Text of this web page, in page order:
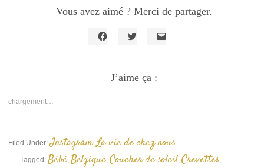
Vous avez aimé ? Merci de partager.
Facebook(ouvre
dans
Twitter(ouvre
dans
dans
nouvelle
fenêtre)
J’aime ça :
chargement…
Filed Under:Instagram,La vie de chez nous
Tagged:Bébé,Belgique,Coucher de soleil,Crevettes,